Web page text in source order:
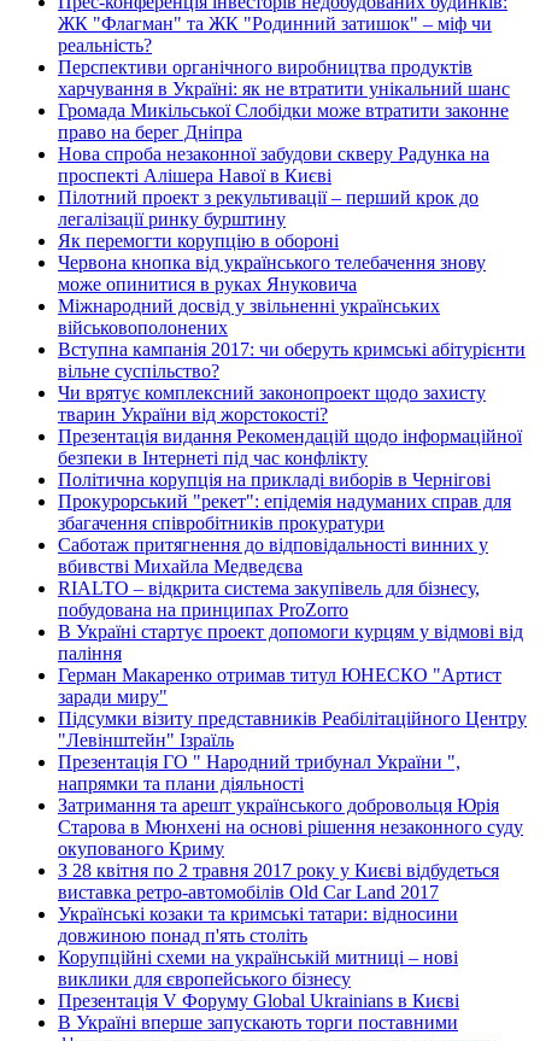
ЖК "Флагман" та ЖК "Родинний затишок" – міф чи
реальність?
Перспективи органічного виробництва продуктів
харчування в Україні: як не втратити унікальний шанс
Громада Микільської Слобідки може втратити законне
право на берег Дніпра
Нова спроба незаконної забудови скверу Радунка на
проспекті Алішера Навої в Києві
Пілотний проект з рекультивації – перший крок до
легалізації ринку бурштину
Як перемогти корупцію в обороні
Червона кнопка від українського телебачення знову
може опинитися в руках Януковича
Міжнародний досвід у звільненні українських
військовополонених
Вступна кампанія 2017: чи оберуть кримські абітурієнти
вільне суспільство?
Чи врятує комплексний законопроект щодо захисту
тварин України від жорстокості?
Презентація видання Рекомендацій щодо інформаційної
безпеки в Інтернеті під час конфлікту
Політична корупція на прикладі виборів в Чернігові
Прокурорський "рекет": епідемія надуманих справ для
збагачення співробітників прокуратури
Саботаж притягнення до відповідальності винних у
вбивстві Михайла Медведєва
RIALTO – відкрита система закупівель для бізнесу,
побудована на принципах ProZorro
В Україні стартує проект допомоги курцям у відмові від
паління
Герман Макаренко отримав титул ЮНЕСКО "Артист
заради миру"
Підсумки візиту представників Реабілітаційного Центру
"Левінштейн" Ізраїль
Презентація ГО " Народний трибунал України ",
напрямки та плани діяльності
Затримання та арешт українського добровольця Юрія
Старова в Мюнхені на основі рішення незаконного суду
окупованого Криму
З 28 квітня по 2 травня 2017 року у Києві відбудеться
виставка ретро-автомобілів Old Car Land 2017
Українські козаки та кримські татари: відносини
довжиною понад п'ять століть
Корупційні схеми на українській митниці – нові
виклики для європейського бізнесу
Презентація V Форуму Global Ukrainians в Києві
В Україні вперше запускають торги поставними